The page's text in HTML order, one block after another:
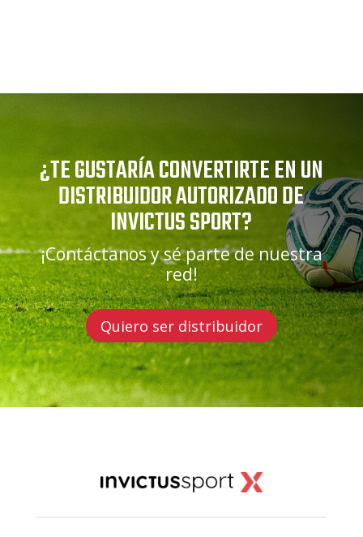
¿TE GUSTARÍA CONVERTIRTE EN UN
DISTRIBUIDOR AUTORIZADO DE
INVICTUS SPORT?
¡Contáctanos y sé parte de nuestra
red!
Quiero ser distribuidor